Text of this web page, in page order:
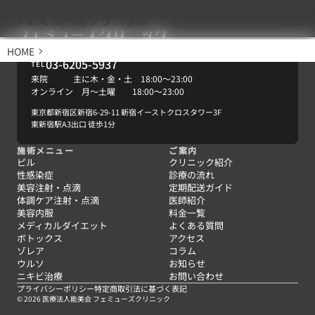
施術メニュー
ピル
性感染症
美容注射・点滴
体調ケア注射・点滴
美容内服
メディカルダイエット
ボトックス
ゾレア
HOME
TEL03-6205-5937
来院 主に木・金・土 18:00〜23:00
オンライン 月〜土曜 18:00〜23:00
東京都新宿区新宿6-29-11 新宿イーストクロスタワー3F
東新宿駅A3出口 徒歩1分
施術メニュー
ピル
性感染症
美容注射・点滴
体調ケア注射・点滴
美容内服
メディカルダイエット
ボトックス
ゾレア
ウルソ
ニキビ治療
ご案内
クリニック紹介
診療の流れ
定期配送ガイド
医師紹介
料金一覧
よくある質問
アクセス
コラム
お知らせ
お問い合わせ
プライバシーポリシー特定商取引法に基づく表記
© 2026 医療法人能美会 フェミューズクリニック